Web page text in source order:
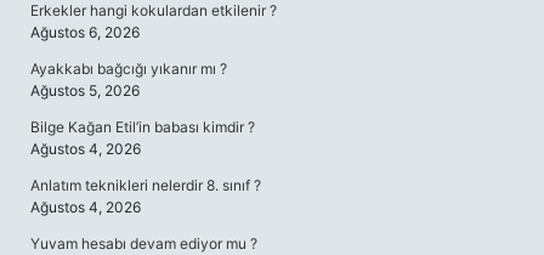
Erkekler hangi kokulardan etkilenir ?
Ağustos 6, 2026
Ayakkabı bağcığı yıkanır mı ?
Ağustos 5, 2026
Bilge Kağan Etil’in babası kimdir ?
Ağustos 4, 2026
Anlatım teknikleri nelerdir 8. sınıf ?
Ağustos 4, 2026
Yuvam hesabı devam ediyor mu ?